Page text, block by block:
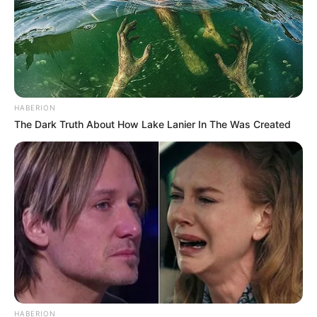
Motta fez entre o PLP 185 e a PEC 14.
HABERION
The Dark Truth About How Lake Lanier In The Was Created
HABERION